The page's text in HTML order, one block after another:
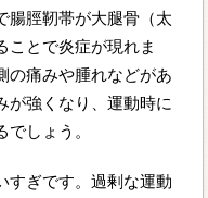
腸脛靭帯が大腿骨（太
ことで炎症が現れま
の痛みや腫れなどがあ
が強くなり、運動時に
しょう。
すぎです。過剰な運動